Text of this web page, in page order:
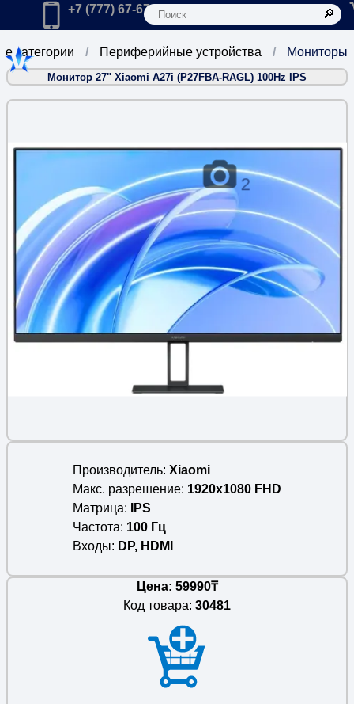
Главная
Позвонить в компанию по телефону:
+7 (777) 67-67-666
Мониторы
Периферийные устройства
категории
Монитор 27" Xiaomi A27i (P27FBA-RAGL) 100Hz IPS
2
Производитель Xiaomi
Макс. разрешение 1920x1080 FHD
Матрица
IPS
Частота 100 Гц
Входы
DP, HDMI
Цена: 59990₸
Код товара: 30481